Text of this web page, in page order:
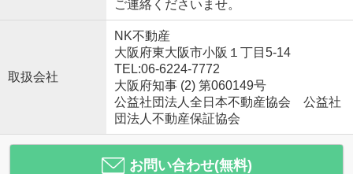
ご連絡くださいませ。
取扱会社
NK不動産
大阪府東大阪市小阪１丁目5-14
TEL:06-6224-7772
大阪府知事 (2) 第060149号
公益社団法人全日本不動産協会 公益社
団法人不動産保証協会
お問い合わせ(無料)